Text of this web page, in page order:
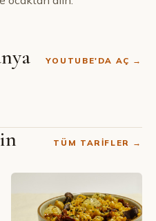
YOUTUBE'DA AÇ →
TÜM TARIFLER →